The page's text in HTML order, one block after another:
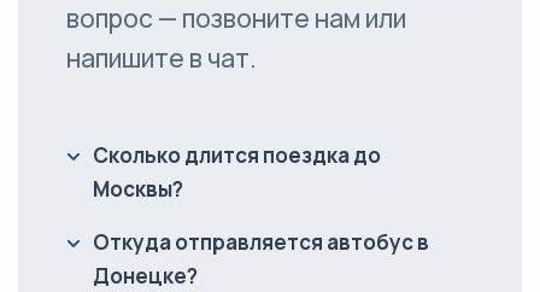
вопрос — позвоните нам или
напишите в чат.
Сколько длится поездка до
Москвы?
Откуда отправляется автобус в
Донецке?